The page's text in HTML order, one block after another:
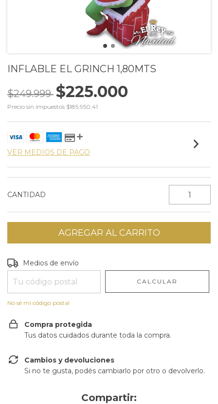
INFLABLE EL GRINCH 1,80MTS
$249.999 $225.000
Precio sin impuestos $185.950,41
VER MEDIOS DE PAGO
CANTIDAD
Entregas para el CP:
Medios de envío
CALCULAR
No sé mi código postal
Compra protegida
Tus datos cuidados durante toda la compra.
Cambios y devoluciones
Si no te gusta, podés cambiarlo por otro o devolverlo.
Compartir: